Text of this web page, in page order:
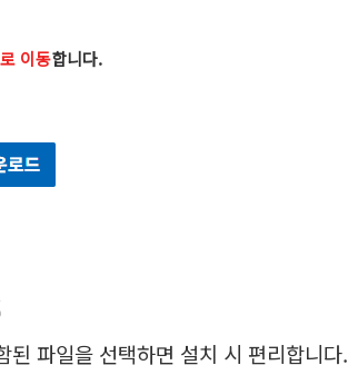
이동합니다.
파일을 선택하면 설치 시 편리합니다.